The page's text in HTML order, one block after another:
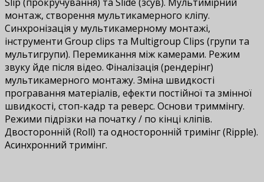
монтаж, створення мультикамерного кліпу.
Синхронізація у мультикамерному монтажі,
інструменти Group clips та Multigroup Clips (групи та
мультигрупи). Перемикання між камерами. Режим
звуку йде після відео. Фіналізація (рендерінг)
мультикамерного монтажу. Зміна швидкості
програвання матеріалів, ефекти постійної та змінної
швидкості, стоп-кадр та реверс. Основи триммінгу.
Режими підрізки на початку / по кінці кліпів.
Двосторонній (Roll) та односторонній тримінг (Ripple).
Асинхронний тримінг.